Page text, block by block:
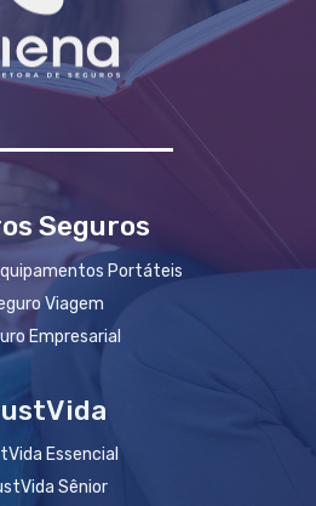
Seguros
Portáteis
Viagem
Empresarial
Essencial
Sênior